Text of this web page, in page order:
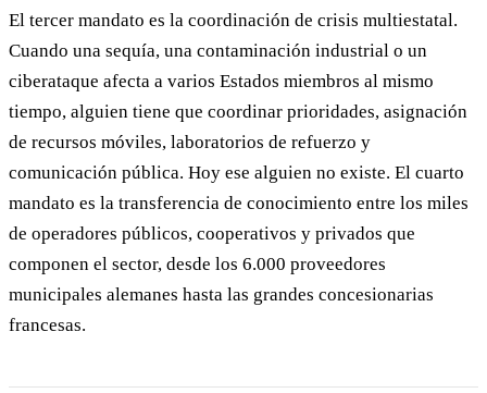
El tercer mandato es la coordinación de crisis multiestatal.
Cuando una sequía, una contaminación industrial o un
ciberataque afecta a varios Estados miembros al mismo
tiempo, alguien tiene que coordinar prioridades, asignación
de recursos móviles, laboratorios de refuerzo y
comunicación pública. Hoy ese alguien no existe. El cuarto
mandato es la transferencia de conocimiento entre los miles
de operadores públicos, cooperativos y privados que
componen el sector, desde los 6.000 proveedores
municipales alemanes hasta las grandes concesionarias
francesas.